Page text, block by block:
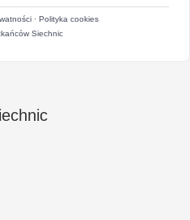
· Polityka cookies
Siechnic